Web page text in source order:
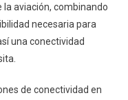
aviación, combinando
necesaria para
una conectividad
de conectividad en